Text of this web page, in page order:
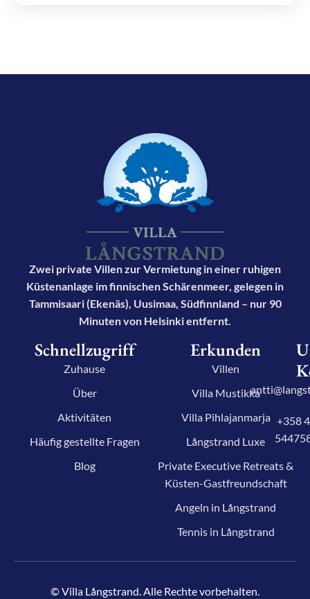
Zwei private Villen zur Vermietung in einer ruhigen
Küstenanlage im finnischen Schärenmeer, gelegen in
Tammisaari (Ekenäs), Uusimaa, Südfinnland – nur 90
Minuten von Helsinki entfernt.
Schnellzugriff
Zuhause
Über
Aktivitäten
Häufig gestellte Fragen
Blog
Erkunden
Villen
Villa Mustikka
Villa Pihlajanmarja
Långstrand Luxe
Private Executive Retreats &
Küsten-Gastfreundschaft
Angeln in Långstrand
Tennis in Långstrand
+358
© Villa Långstrand. Alle Rechte vorbehalten.